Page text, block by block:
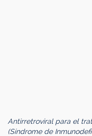
Antirretroviral para el
(Síndrome de